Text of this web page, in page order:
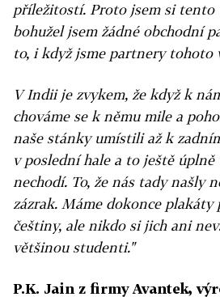
příležitostí. Proto jsem si tento
bohužel jsem žádné obchodní
to, i když jsme partnery tohoto
V Indii je zvykem, že když k
chováme se k němu mile a
naše stánky umístili až k
v poslední hale a to ještě úplně
nechodí. To, že nás tady našly
zázrak. Máme dokonce plakáty
češtiny, ale nikdo si jich ani
většinou studenti."
P.K. Jain z firmy Avantek,